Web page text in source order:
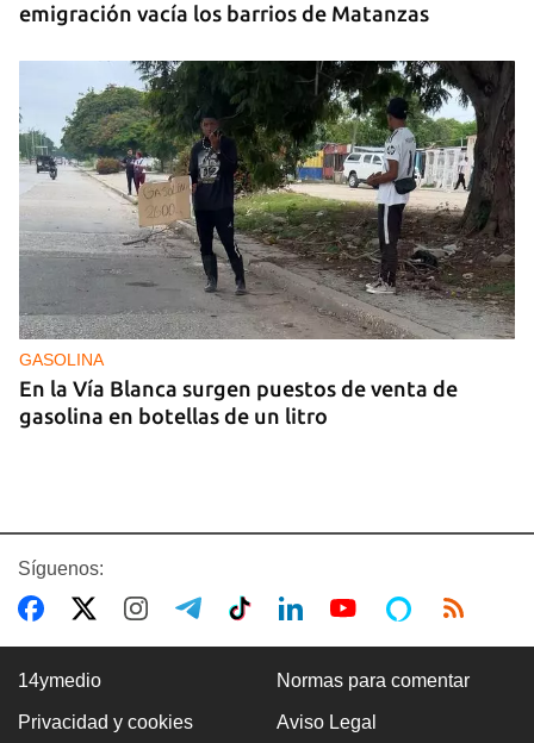
emigración vacía los barrios de Matanzas
GASOLINA
En la Vía Blanca surgen puestos de venta de
gasolina en botellas de un litro
Síguenos:
14ymedio Normas para comentar
Privacidad y cookies Aviso Legal